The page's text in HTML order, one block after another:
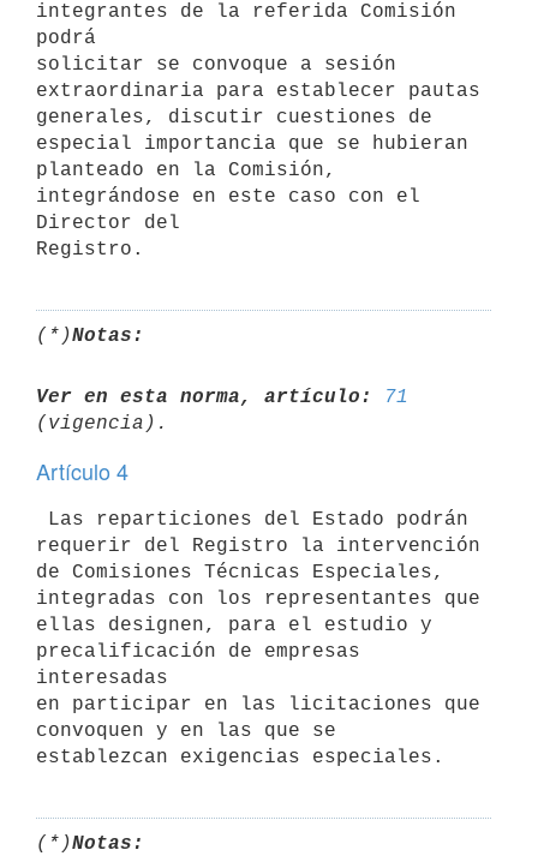
integrantes de la referida Comisión
podrá
solicitar se convoque a sesión
extraordinaria para establecer pautas
generales, discutir cuestiones de
especial importancia que se hubieran
planteado en la Comisión,
integrándose en este caso con el
Director del
(*)Notas:
Ver en esta norma, artículo:
71
Artículo 4
requerir del Registro la intervención
de Comisiones Técnicas Especiales,
integradas con los representantes que
ellas designen, para el estudio y
precalificación de empresas
interesadas
en participar en las licitaciones que
convoquen y en las que se
(*)Notas: